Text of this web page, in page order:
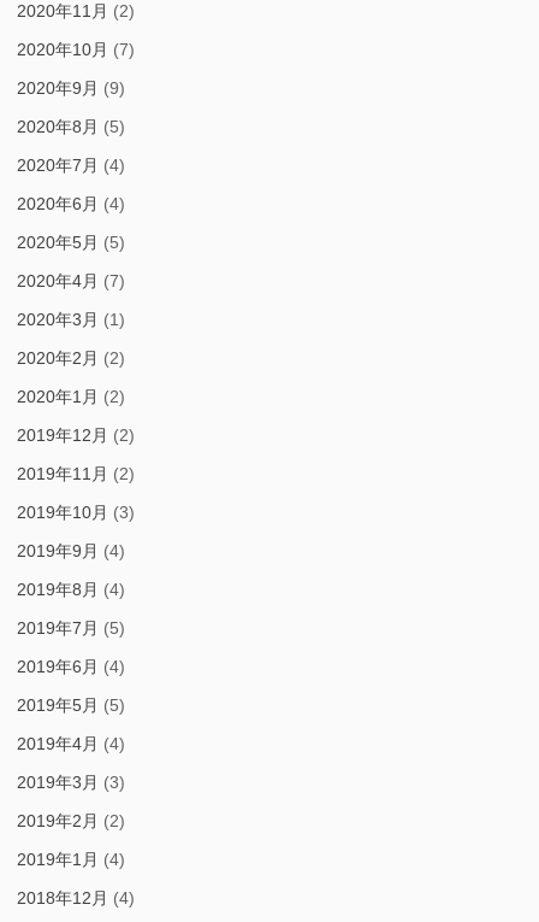
2020年11月 (2)
2020年10月 (7)
2020年9月 (9)
2020年8月 (5)
2020年7月 (4)
2020年6月 (4)
2020年5月 (5)
2020年4月 (7)
2020年3月 (1)
2020年2月 (2)
2020年1月 (2)
2019年12月 (2)
2019年11月 (2)
2019年10月 (3)
2019年9月 (4)
2019年8月 (4)
2019年7月 (5)
2019年6月 (4)
2019年5月 (5)
2019年4月 (4)
2019年3月 (3)
2019年2月 (2)
2019年1月 (4)
2018年12月 (4)